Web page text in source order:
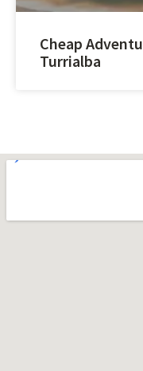
Cheap
Turrialba